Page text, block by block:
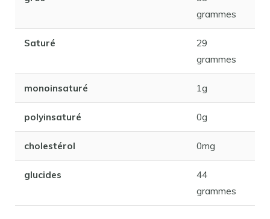
grammes
Saturé
29
grammes
monoinsaturé 1g
polyinsaturé 0g
cholestérol 0mg
glucides
44
grammes